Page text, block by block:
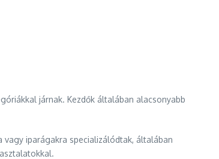
járnak. Kezdők általában alacsonyabb
iparágakra specializálódtak, általában